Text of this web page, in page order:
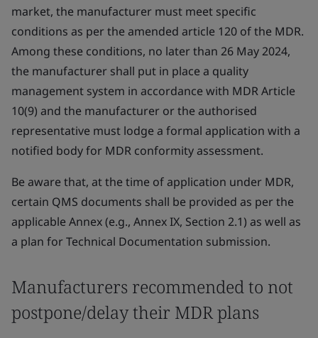
market, the manufacturer must meet specific
conditions as per the amended article 120 of the MDR.
Among these conditions, no later than 26 May 2024,
the manufacturer shall put in place a quality
management system in accordance with MDR Article
10(9) and the manufacturer or the authorised
representative must lodge a formal application with a
notified body for MDR conformity assessment.
Be aware that, at the time of application under MDR,
certain QMS documents shall be provided as per the
applicable Annex (e.g., Annex IX, Section 2.1) as well as
a plan for Technical Documentation submission.
Manufacturers recommended to not
postpone/delay their MDR plans